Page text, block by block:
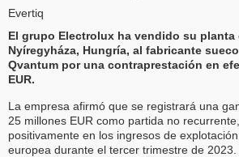
Evertiq
El grupo Electrolux ha vendido su
Nyíregyháza, Hungría, al fabricante
Qvantum por una contraprestación en
EUR.
La empresa afirmó que se registrará una
25 millones EUR como partida no
positivamente en los ingresos de
europea durante el tercer trimestre de 2023.